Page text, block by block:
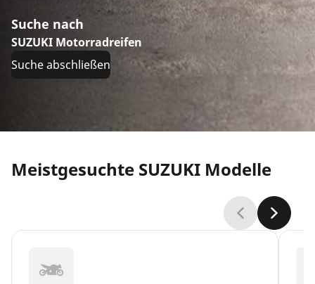
Suche nach
SUZUKI Motorradreifen
Suche abschließen
Meistgesuchte SUZUKI Modelle